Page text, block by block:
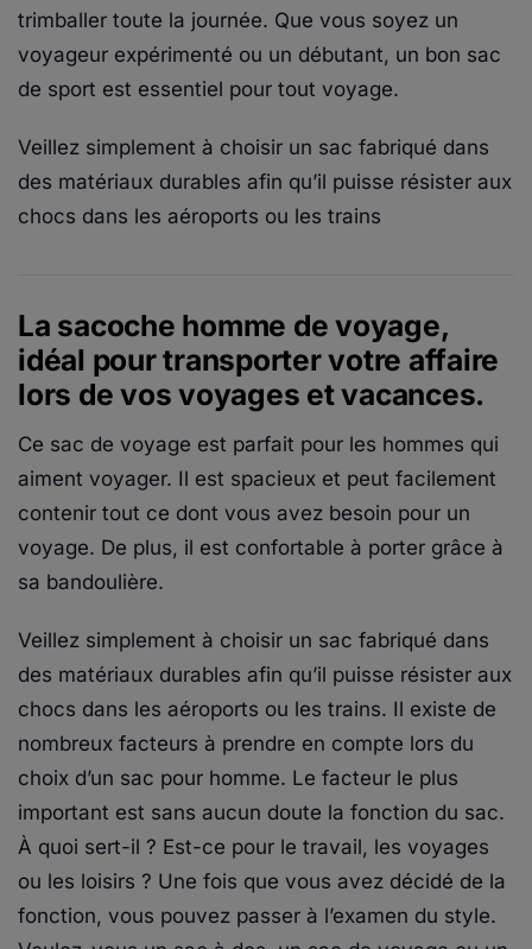
trimballer toute la journée. Que vous soyez un
voyageur expérimenté ou un débutant, un bon sac
de sport est essentiel pour tout voyage.
Veillez simplement à choisir un sac fabriqué dans
des matériaux durables afin qu’il puisse résister aux
chocs dans les aéroports ou les trains
La sacoche homme de voyage,
idéal pour transporter votre affaire
lors de vos voyages et vacances.
Ce sac de voyage est parfait pour les hommes qui
aiment voyager. Il est spacieux et peut facilement
contenir tout ce dont vous avez besoin pour un
voyage. De plus, il est confortable à porter grâce à
sa bandoulière.
Veillez simplement à choisir un sac fabriqué dans
des matériaux durables afin qu’il puisse résister aux
chocs dans les aéroports ou les trains. Il existe de
nombreux facteurs à prendre en compte lors du
choix d’un sac pour homme. Le facteur le plus
important est sans aucun doute la fonction du sac.
À quoi sert-il ? Est-ce pour le travail, les voyages
ou les loisirs ? Une fois que vous avez décidé de la
fonction, vous pouvez passer à l’examen du style.